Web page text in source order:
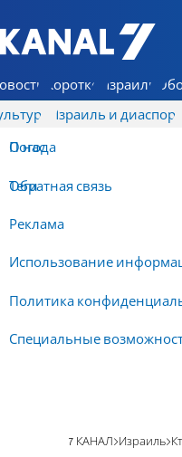
7 КАНАЛ - Аруц Шева
Коротко Израиль
Израиль и диаспора
О нас
Обратная связь
Реклама
Использование
Политика
Специальные
Погода
Теги
7 КАНАЛ Израиль